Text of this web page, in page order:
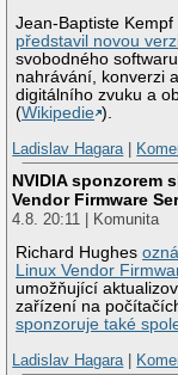
Jean-Baptiste
představil novou
svobodného
nahrávání, konverzi
digitálního zvuku a
(Wikipedie ).
Ladislav Hagara|
NVIDIA sponzorem
Vendor Firmware
4.8. 20:11 | Komunita
Richard Hughes
Linux Vendor
umožňující
zařízení na
sponzoruje také
Ladislav Hagara|